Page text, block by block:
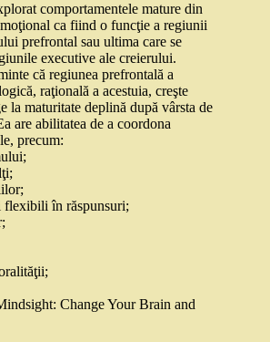
comportamentele mature din
ca fiind o funcţie a regiunii
prefrontal sau ultima care se
executive ale creierului.
că regiunea prefrontală a
raţională a acestuia, creşte
la maturitate deplină după vârsta de
are abilitatea de a coordona
precum:
flexibili în răspunsuri;
Change Your Brain and